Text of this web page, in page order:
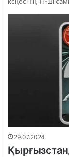
кеңесінің 11-ші
29.07.2024